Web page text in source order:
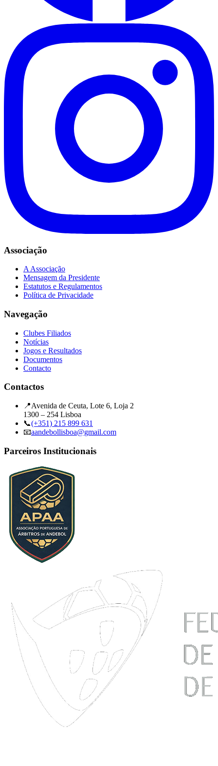
Associação
A Associação
Mensagem da Presidente
Estatutos e Regulamentos
Política de Privacidade
Navegação
Clubes Filiados
Notícias
Jogos e Resultados
Documentos
Contacto
Contactos
📍Avenida de Ceuta, Lote 6, Loja 2
1300 – 254 Lisboa
📞(+351) 215 899 631
📧aandebollisboa@gmail.com
Parceiros Institucionais